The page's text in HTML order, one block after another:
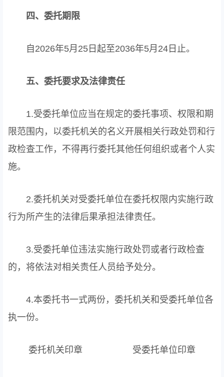
四、委托期限
自2026年5月25日起至2036年5月24日止。
五、委托要求及法律责任
1.受委托单位应当在规定的委托事项、权限和期
限范围内，以委托机关的名义开展相关行政处罚和行
政检查工作，不得再行委托其他任何组织或者个人实
施。
2.委托机关对受委托单位在委托权限内实施行政
行为所产生的法律后果承担法律责任。
3.受委托单位违法实施行政处罚或者行政检查
的，将依法对相关责任人员给予处分。
4.本委托书一式两份，委托机关和受委托单位各
执一份。
委托机关印章 受委托单位印章